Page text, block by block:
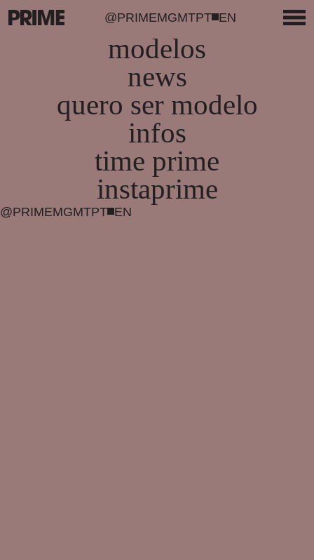
@PRIMEMGMTPT EN
modelos
news
quero ser modelo
infos
time prime
instaprime
@PRIMEMGMTPT EN